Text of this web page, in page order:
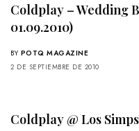
Coldplay – Wedding
01.09.2010)
BY POTQ MAGAZINE
2 DE SEPTIEMBRE DE 2010
Coldplay @ Los